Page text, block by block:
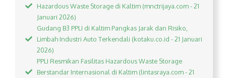
Hazardous Waste Storage di Kaltim (mnctrijaya.com - 21
Januari 2026)
Gudang B3 PPLI di Kaltim Pangkas Jarak dan Risiko,
Limbah Industri Auto Terkendali (kotaku.co.id - 21 Januari
2026)
PPLI Resmikan Fasilitas Hazardous Waste Storage
Berstandar Internasional di Kaltim (lintasraya.com - 21